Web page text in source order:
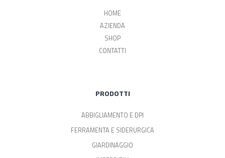
HOME
AZIENDA
SHOP
CONTATTI
PRODOTTI
ABBIGLIAMENTO E DPI
FERRAMENTA E SIDERURGICA
GIARDINAGGIO